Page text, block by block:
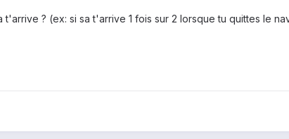
? (ex: si sa t'arrive 1 fois sur 2 lorsque tu quittes le